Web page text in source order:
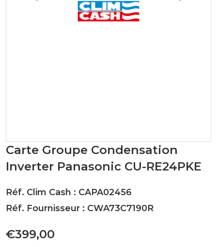
Carte Groupe Condensation
Inverter Panasonic CU-RE24PKE
Réf. Clim Cash : CAPA02456
Réf. Fournisseur : CWA73C7190R
€399,00